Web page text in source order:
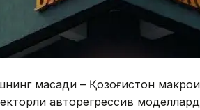
мақсади – Қозоғистон
авторегрессив